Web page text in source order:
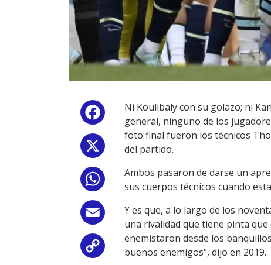
Facebook
Email
Copy
Ni Koulibaly con su golazo; ni
general, ninguno de los
foto final fueron los técnicos
del partido.
Ambos pasaron de darse un
sus cuerpos técnicos cuando
Y es que, a lo largo de los
una rivalidad que tiene pinta
enemistaron desde los
buenos enemigos", dijo en 2019.